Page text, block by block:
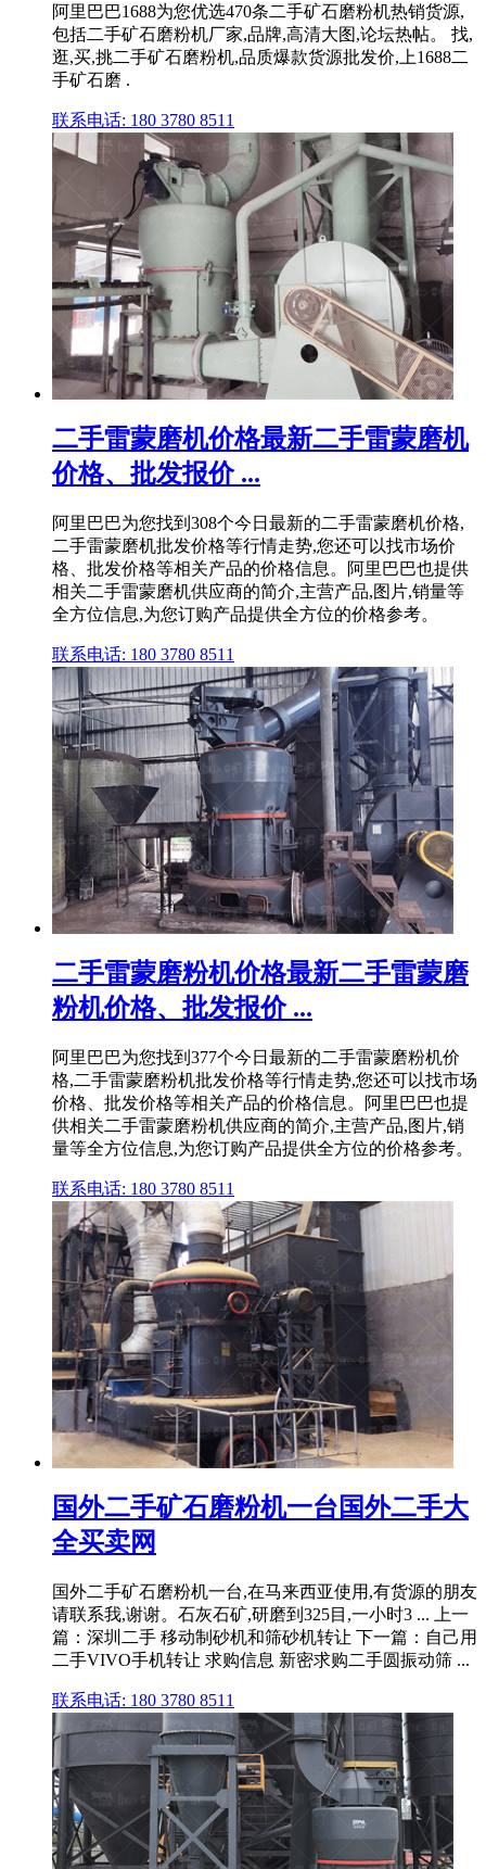
阿里巴巴1688为您优选470条二手矿石磨粉机热销货源,
包括二手矿石磨粉机厂家,品牌,高清大图,论坛热帖。 找,
逛,买,挑二手矿石磨粉机,品质爆款货源批发价,上1688二
手矿石磨 .
联系电话: 180 3780 8511
二手雷蒙磨机价格最新二手雷蒙磨机
价格、批发报价 ...
阿里巴巴为您找到308个今日最新的二手雷蒙磨机价格,
二手雷蒙磨机批发价格等行情走势,您还可以找市场价
格、批发价格等相关产品的价格信息。阿里巴巴也提供
相关二手雷蒙磨机供应商的简介,主营产品,图片,销量等
全方位信息,为您订购产品提供全方位的价格参考。
联系电话: 180 3780 8511
二手雷蒙磨粉机价格最新二手雷蒙磨
粉机价格、批发报价 ...
阿里巴巴为您找到377个今日最新的二手雷蒙磨粉机价
格,二手雷蒙磨粉机批发价格等行情走势,您还可以找市场
价格、批发价格等相关产品的价格信息。阿里巴巴也提
供相关二手雷蒙磨粉机供应商的简介,主营产品,图片,销
量等全方位信息,为您订购产品提供全方位的价格参考。
联系电话: 180 3780 8511
国外二手矿石磨粉机一台国外二手大
全买卖网
国外二手矿石磨粉机一台,在马来西亚使用,有货源的朋友
请联系我,谢谢。石灰石矿,研磨到325目,一小时3 ... 上一
篇：深圳二手 移动制砂机和筛砂机转让 下一篇：自己用
二手VIVO手机转让 求购信息 新密求购二手圆振动筛 ...
联系电话: 180 3780 8511